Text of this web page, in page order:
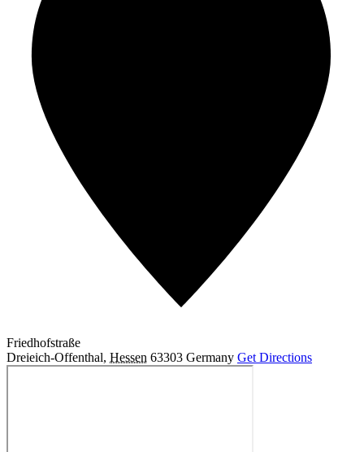
Friedhofstraße
Dreieich-Offenthal, Hessen 63303 Germany Get Directions